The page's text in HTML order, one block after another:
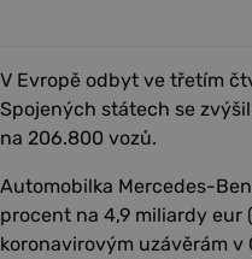
V Evropě odbyt ve třetím
Spojených státech se
na 206.800 vozů.
Automobilka Mercedes-
procent na 4,9 miliardy eur
koronavirovým uzávěrám